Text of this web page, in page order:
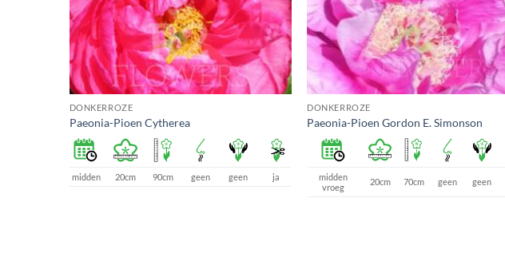
DONKERROZE
Paeonia-Pioen Cytherea
midden 20cm 90cm geen geen ja
DONKERROZE
Paeonia-Pioen Gordon E. Simonson
midden
vroeg
20cm 70cm geen geen